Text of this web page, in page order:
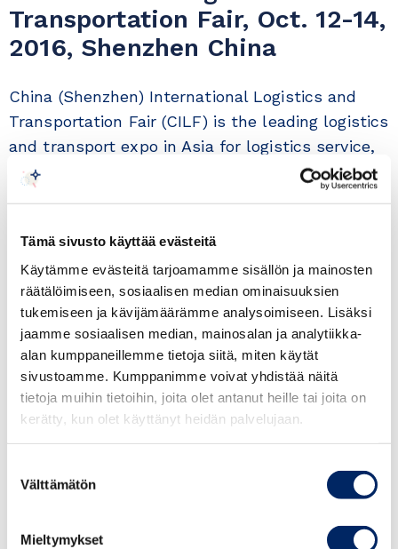
Tämä sivusto käyttää evästeitä
Käytämme evästeitä tarjoamamme sisällön ja mainosten
räätälöimiseen, sosiaalisen median ominaisuuksien
tukemiseen ja kävijämäärämme analysoimiseen. Lisäksi
jaamme sosiaalisen median, mainosalan ja analytiikka-
alan kumppaneillemme tietoja siitä, miten käytät
sivustoamme. Kumppanimme voivat yhdistää näitä
tietoja muihin tietoihin, joita olet antanut heille tai joita on
kerätty, kun olet käyttänyt heidän palvelujaan.
valinta
Välttämätön
Mieltymykset
Transportation Fair, Oct. 12-14,
2016, Shenzhen China
China (Shenzhen) International Logistics and
Transportation Fair (CILF) is the leading logistics
and transport expo in Asia for logistics service,
SCM, port and shipping, transport, IT solutions,
mobility, air cargo, material handling and
Industrial players and buyers came from
worldwide for the chance to exchange face2face
at the exhibition, as well as to share the latest
trends and news at high-end forums and
match-making meetings run concurrently.
Past event
•As the leading logistics and Transport Expo in
People’s Government, organized by Transport
Shenzhen Logistics and Supply Chain